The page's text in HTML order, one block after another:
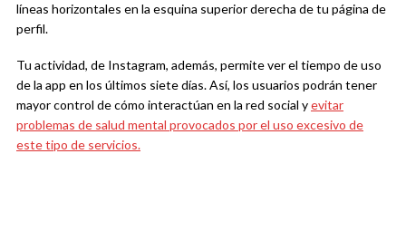
líneas horizontales en la esquina superior derecha de tu página de
perfil.
Tu actividad, de Instagram, además, permite ver el tiempo de uso
de la app en los últimos siete días. Así, los usuarios podrán tener
mayor control de cómo interactúan en la red social yevitar
problemas de salud mental provocados por el uso excesivo de
este tipo de servicios.